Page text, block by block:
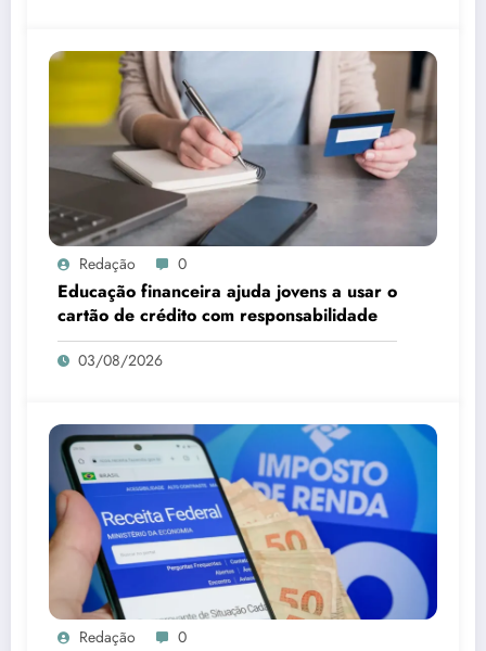
Redação 0
Educação financeira ajuda jovens a usar o
cartão de crédito com responsabilidade
03/08/2026
Redação 0